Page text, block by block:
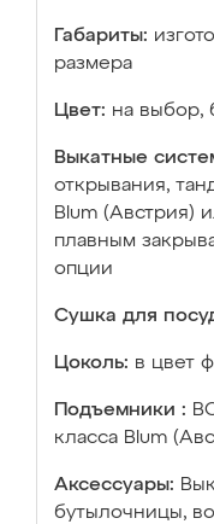
Габариты:
размера
Цвет: на выбор,
Выкатные
открывания,
Blum (Австрия)
плавным
опции
Сушка для
Цоколь: в цвет
Подъемники :
класса Blum
Аксессуары:
бутылочницы,